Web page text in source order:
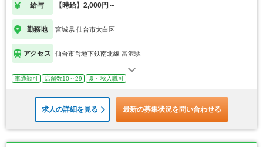
給与 【時給】2,000円～
勤務地 宮城県 仙台市太白区
アクセス 仙台市営地下鉄南北線 富沢駅
車通勤可 店舗数10～29 夏～秋入職可
求人の詳細を見る 最新の募集状況を問い合わせる